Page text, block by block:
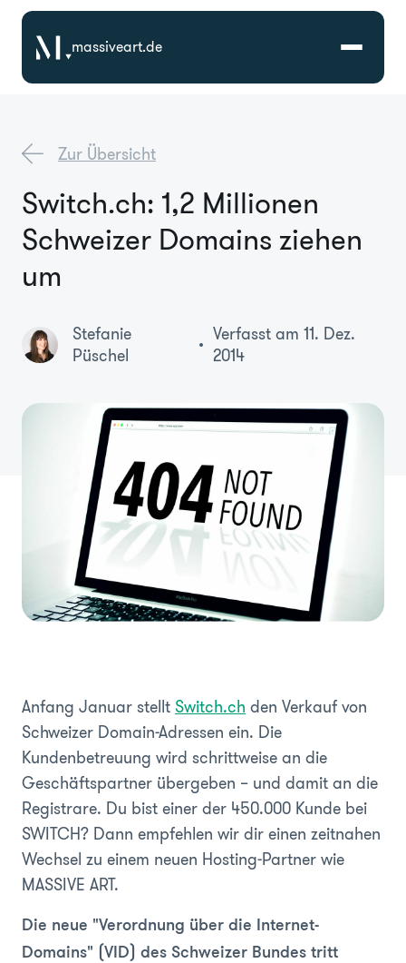
massiveart.de
Referenzen
Branchen
Karriere
Über Uns
Zur Übersicht
Switch.ch: 1,2 Millionen
Schweizer Domains ziehen
um
Stefanie
Püschel
Verfasst am 11. Dez.
2014
Anfang Januar stellt Switch.ch den Verkauf von
Schweizer Domain-Adressen ein. Die
Kundenbetreuung wird schrittweise an die
Geschäftspartner übergeben – und damit an die
Registrare. Du bist einer der 450.000 Kunde bei
SWITCH? Dann empfehlen wir dir einen zeitnahen
Wechsel zu einem neuen Hosting-Partner wie
MASSIVE ART.
Die neue "Verordnung über die Internet-
Domains" (VID) des Schweizer Bundes tritt